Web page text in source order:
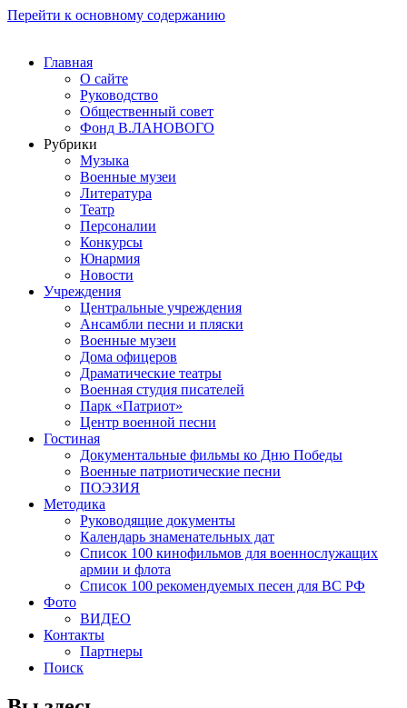
Перейти к основному содержанию
Главная
О сайте
Руководство
Общественный совет
Фонд В.ЛАНОВОГО
Рубрики
Музыка
Военные музеи
Литература
Театр
Персоналии
Конкурсы
Юнармия
Новости
Учреждения
Центральные учреждения
Ансамбли песни и пляски
Военные музеи
Дома офицеров
Драматические театры
Военная студия писателей
Парк «Патриот»
Центр военной песни
Гостиная
Документальные фильмы ко Дню Победы
Военные патриотические песни
ПОЭЗИЯ
Методика
Руководящие документы
Календарь знаменательных дат
Список 100 кинофильмов для военнослужащих
армии и флота
Список 100 рекомендуемых песен для ВС РФ
Фото
ВИДЕО
Контакты
Партнеры
Поиск